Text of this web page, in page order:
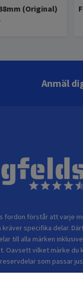
(Original)
Anmäl
fordon förstår att varje
kräver specifika delar.
till alla märken
Oavsett vilket märke du
som passar